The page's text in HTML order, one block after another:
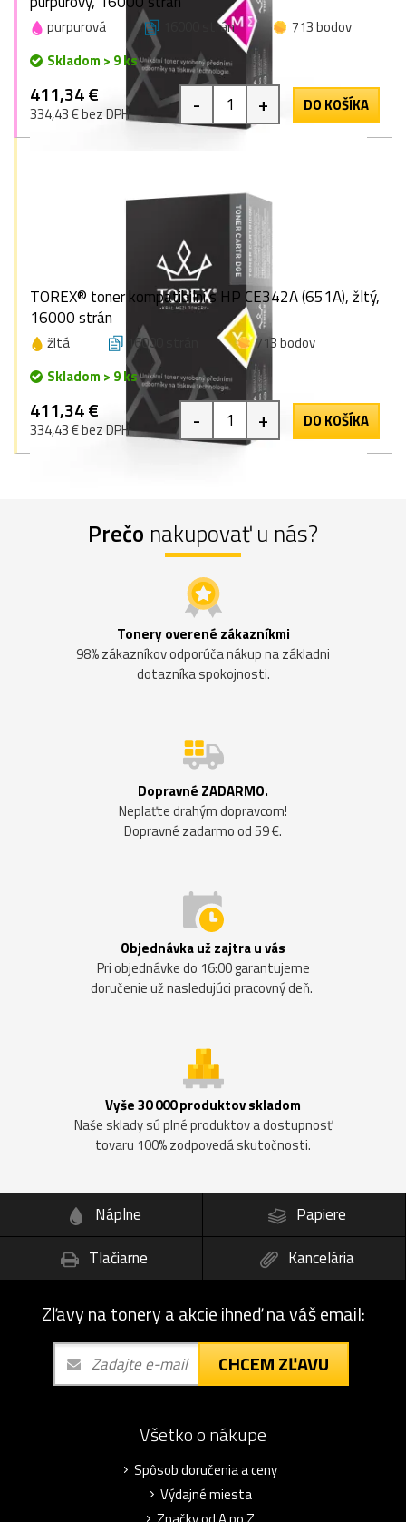
purpurová 16000 strán
713 bodov
Skladom > 9 ks
411,34 €
334,43 € bez DPH - + DO KOŠÍKA
TOREX® toner kompatibilní s HP CE342A (651A), žltý,
16000 strán
žltá 16000 strán
713 bodov
Skladom > 9 ks
411,34 €
334,43 € bez DPH - + DO KOŠÍKA
Prečo nakupovať u nás?
Tonery overené zákazníkmi
98% zákazníkov odporúča nákup na základni
dotazníka spokojnosti.
Dopravné ZADARMO.
Neplaťte drahým dopravcom!
Dopravné zadarmo od 59 €.
Objednávka už zajtra u vás
Pri objednávke do 16:00 garantujeme
doručenie už nasledujúci pracovný deň.
Vyše 30 000 produktov skladom
Naše sklady sú plné produktov a dostupnosť
tovaru 100% zodpovedá skutočnosti.
Náplne
Papiere
Tlačiarne
Kancelária
Zľavy na tonery a akcie ihneď na váš email:
CHCEM ZĽAVU
Všetko o nákupe
Spôsob doručenia a ceny
Výdajné miesta